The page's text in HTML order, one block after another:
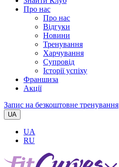
Про нас
Про нас
Відгуки
Новини
Тренування
Харчування
Супровід
Історії успіху
Франшиза
Акції
Запис на безкоштовне тренування
UA
UA
RU